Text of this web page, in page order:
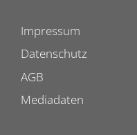
Impressum
Datenschutz
AGB
Mediadaten